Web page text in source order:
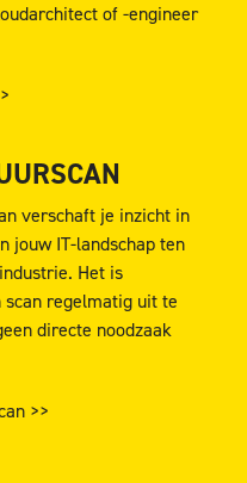
of -engineer
verschaft je inzicht in
jouw IT-landschap ten
Het is
scan regelmatig uit te
directe noodzaak
>>